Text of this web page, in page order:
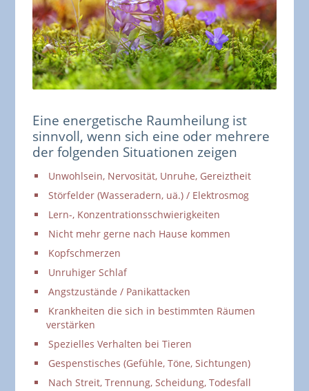
Eine energetische Raumheilung ist
sinnvoll, wenn sich eine oder mehrere
der folgenden Situationen zeigen
Unwohlsein, Nervosität, Unruhe, Gereiztheit
Störfelder (Wasseradern, uä.) / Elektrosmog
Lern-, Konzentrationsschwierigkeiten
Nicht mehr gerne nach Hause kommen
Kopfschmerzen
Unruhiger Schlaf
Angstzustände / Panikattacken
Krankheiten die sich in bestimmten Räumen
verstärken
Spezielles Verhalten bei Tieren
Gespenstisches (Gefühle, Töne, Sichtungen)
Nach Streit, Trennung, Scheidung, Todesfall